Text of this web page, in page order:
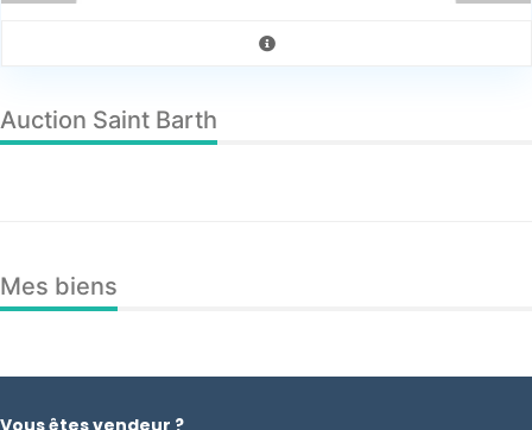
Auction Saint Barth
Mes biens
Vous êtes vendeur ?